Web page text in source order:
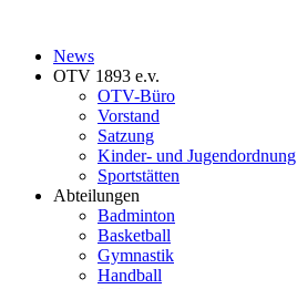
News
OTV 1893 e.v.
OTV-Büro
Vorstand
Satzung
Kinder- und Jugendordnung
Sportstätten
Abteilungen
Badminton
Basketball
Gymnastik
Handball